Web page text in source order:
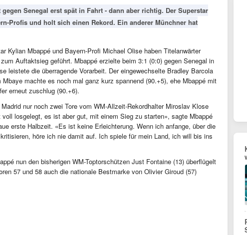
Senegal erst spät in Fahrt - dann aber richtig. Der Superstar
Profis und holt sich einen Rekord. Ein anderer Münchner hat
Kylian Mbappé und Bayern-Profi Michael Olise haben Titelanwärter
Auftaktsieg geführt. Mbappé erzielte beim 3:1 (0:0) gegen Senegal in
leistete die überragende Vorarbeit. Der eingewechselte Bradley Barcola
Mbaye machte es noch mal ganz kurz spannend (90.+5), ehe Mbappé mit
erneut zuschlug (90.+6).
nur noch zwei Tore vom WM-Allzeit-Rekordhalter Miroslav Klose
losgelegt, es ist aber gut, mit einem Sieg zu starten», sagte Mbappé
erste Halbzeit. «Es ist keine Erleichterung. Wenn ich anfange, über die
höre ich nie damit auf. Ich spiele für mein Land, ich will bis ins
nun den bisherigen WM-Toptorschützen Just Fontaine (13) überflügelt
57 und 58 auch die nationale Bestmarke von Olivier Giroud (57)